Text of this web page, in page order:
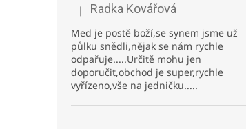
Hodnocení produktu je 5 z 5 hvězdiček.
| Radka Kovářová
Med je postě boží,se synem jsme už
půlku snědli,nějak se nám rychle
odpařuje.....Určitě mohu jen
doporučit,obchod je super,rychle
vyřízeno,vše na jedničku.....